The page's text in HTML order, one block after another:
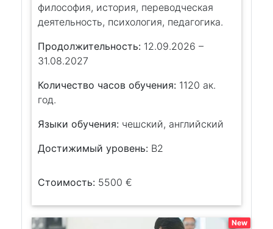
философия, история, переводческая
деятельность, психология, педагогика.
Продолжительность: 12.09.2026 –
31.08.2027
Количество часов обучения: 1120 ак.
год.
Языки обучения: чешский, английский
Достижимый уровень: B2
Стоимость: 5500 €
New